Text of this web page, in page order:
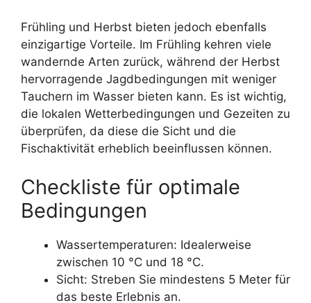
Frühling und Herbst bieten jedoch ebenfalls
einzigartige Vorteile. Im Frühling kehren viele
wandernde Arten zurück, während der Herbst
hervorragende Jagdbedingungen mit weniger
Tauchern im Wasser bieten kann. Es ist wichtig,
die lokalen Wetterbedingungen und Gezeiten zu
überprüfen, da diese die Sicht und die
Fischaktivität erheblich beeinflussen können.
Checkliste für optimale
Bedingungen
Wassertemperaturen: Idealerweise
zwischen 10 °C und 18 °C.
Sicht: Streben Sie mindestens 5 Meter für
das beste Erlebnis an.